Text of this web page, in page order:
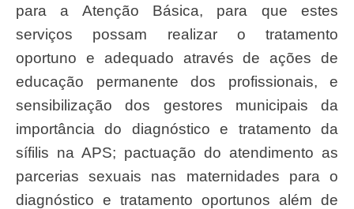
para a Atenção Básica, para que estes
serviços possam realizar o tratamento
oportuno e adequado através de ações de
educação permanente dos profissionais, e
sensibilização dos gestores municipais da
importância do diagnóstico e tratamento da
sífilis na APS; pactuação do atendimento as
parcerias sexuais nas maternidades para o
diagnóstico e tratamento oportunos além de